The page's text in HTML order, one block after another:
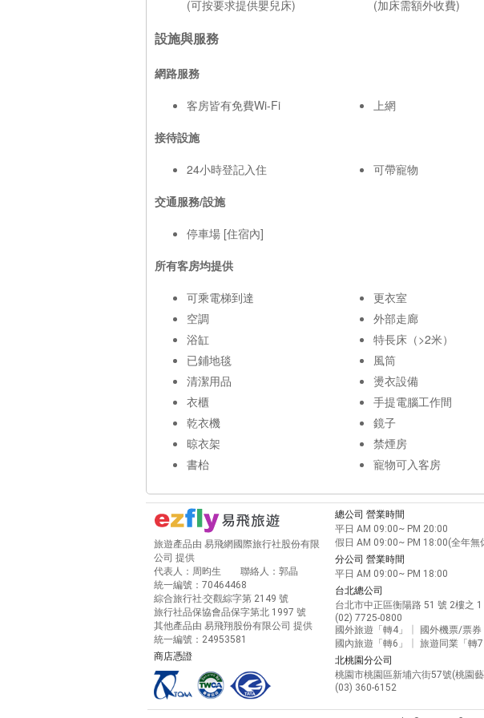
(可按要求提供嬰兒床) (加床需額外收費)
設施與服務
網路服務
客房皆有免費Wi-Fi
上網
接待設施
24小時登記入住
可帶寵物
交通服務/設施
停車場 [住宿內]
所有客房均提供
可乘電梯到達
空調
浴缸
已鋪地毯
清潔用品
衣櫃
乾衣機
晾衣架
書枱
更衣室
外部走廊
特長床（>2米）
風筒
燙衣設備
手提電腦工作間
鏡子
禁煙房
寵物可入客房